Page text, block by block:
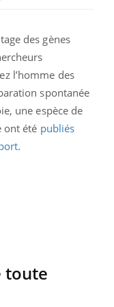
des gènes
l’homme des
spontanée
une espèce de
ont été publiés
.
toute